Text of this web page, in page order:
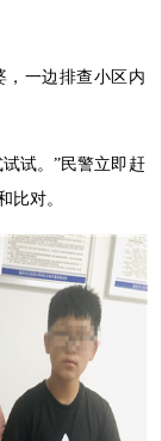
，一边排查小区内
试。”民警立即赶
比对。